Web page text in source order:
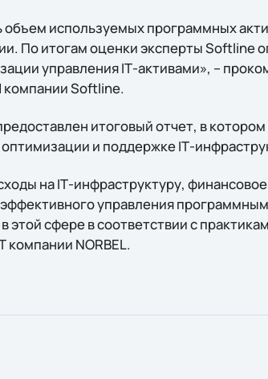
используемых программных
По итогам оценки эксперты Softline
управления IТ-активами», –
компании Softline.
итоговый отчет, в
и поддержке IТ-
на IТ-инфраструктуру,
управления
сфере в соответствии с
компании NORBEL.